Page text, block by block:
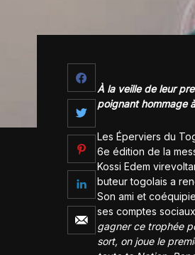
À la veille de leur
poignant hommage
Les Éperviers du
6e édition de la
Kossi Edem
buteur togolais a
Son ami et
ses comptes
gagner ce trophée
sort, on joue le